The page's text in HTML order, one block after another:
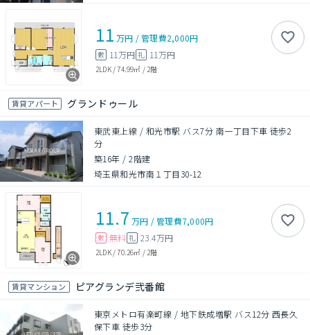
11 万円 /管理費2,000円
敷 11万円 礼 11万円
2LDK/74.99㎡ / 2階
賃貸アパート グランドゥール
東武東上線 / 和光市駅 バス7分 南一丁目下車 徒歩2
分
築16年 /2階建
埼玉県和光市南１丁目30-12
11.7 万円 /管理費7,000円
敷 無料 礼 23.4万円
2LDK/70.26㎡ / 2階
賃貸マンション ピアグランデ弐番館
東京メトロ有楽町線 / 地下鉄成増駅 バス12分 西長久
保下車 徒歩3分